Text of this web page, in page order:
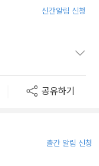
신간알림 신청
공유하기
출간 알림 신청